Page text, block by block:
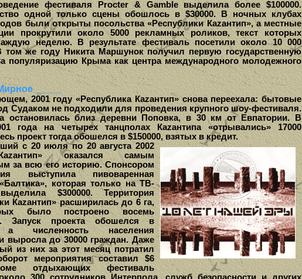
фестиваля Procter & Gamble выделила более $100000.
одной только сцены обошлось в $30000. В ночных клубах
были открыты посольства «Республики Каzантип», а местные
прокрутили около 5000 рекламных роликов, текст которых
неделю. В результате фестиваль посетили около 10 000
том же году Никита Маршунок получил первую государственную
популяризацию Крыма как центра международного молодежного
_____
2001 году «Республика Каzантип» снова переехала: бытовые
Судаком не подходили для проведения крупного шоу-фестиваля.
остановилась близ деревни Поповка, в 30 км от Евпатории. В
года на четырех танцполах Каzантипа «отрывались» 17000
проект тогда обошелся в $150000, взятых в кредит.
с 20 июля по 20 августа 2002
оказался самым
за всю его историю. Спонсором
выступила пивоваренная
которая только на ТВ-
$300000. Территория
Каzантип» расширилась до 6 га,
было построено восемь
Запуск проекта обошелся в
а численность населения
выросла до 30000 граждан. Даже
из них за этот месяц потратил
мероприятия составил $6
отдыхающих фестиваль
300 сотрудников Интерпола, служб безопасности и других